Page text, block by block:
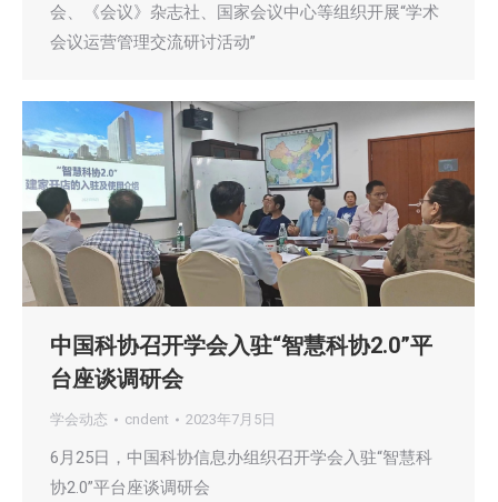
会、《会议》杂志社、国家会议中心等组织开展“学术
会议运营管理交流研讨活动”
中国科协召开学会入驻“智慧科协2.0”平
台座谈调研会
学会动态 cndent 2023年7月5日
6月25日，中国科协信息办组织召开学会入驻“智慧科
协2.0”平台座谈调研会